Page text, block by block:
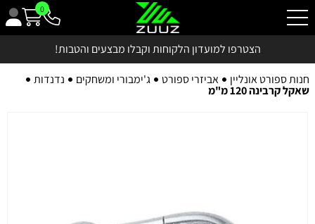
0
הצטרפו למועדון הלקוחות וקבלו מבצעים והטבות!
חנות ספורט אונליין אביזרי ספורט ג'ימבורי ומשחקים נדנדות
שאקל קרבינה 120 מ"מ